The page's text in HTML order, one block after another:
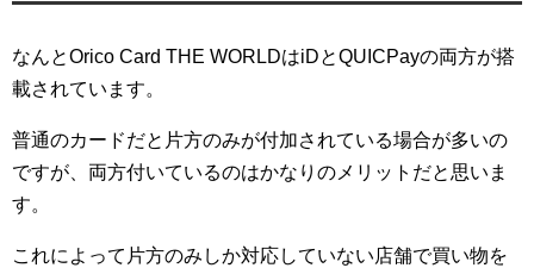
なんとOrico Card THE WORLDはiDとQUICPayの両方が搭
載されています。
普通のカードだと片方のみが付加されている場合が多いの
ですが、両方付いているのはかなりのメリットだと思いま
す。
これによって片方のみしか対応していない店舗で買い物を